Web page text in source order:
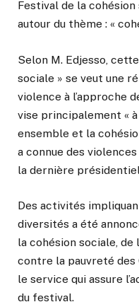
Festival de la cohésion
autour du thème : «
Selon M. Edjesso,
sociale » se veut une
violence à l’approche
vise principalement «
ensemble et la
a connue des
la dernière
Des activités
diversités a été
la cohésion sociale,
contre la pauvreté des
le service qui assure
du festival.